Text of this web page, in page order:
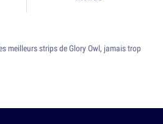
meilleurs strips de Glory Owl, jamais trop